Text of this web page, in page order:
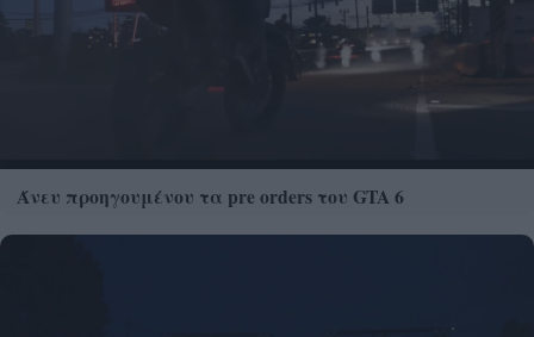
Άνευ προηγουμένου τα pre orders του GTA 6